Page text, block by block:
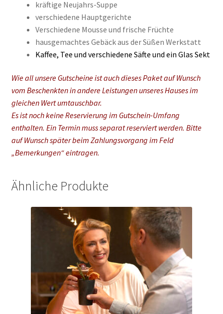
kräftige Neujahrs-Suppe
verschiedene Hauptgerichte
Verschiedene Mousse und frische Früchte
hausgemachtes Gebäck aus der Süßen Werkstatt
Kaffee, Tee und verschiedene Säfte und ein Glas Sekt
Wie all unsere Gutscheine ist auch dieses Paket auf Wunsch
vom Beschenkten in andere Leistungen unseres Hauses im
gleichen Wert umtauschbar.
Es ist noch keine Reservierung im Gutschein-Umfang
enthalten. Ein Termin muss separat reserviert werden. Bitte
auf Wunsch später beim Zahlungsvorgang im Feld
„Bemerkungen“ eintragen.
Ähnliche Produkte